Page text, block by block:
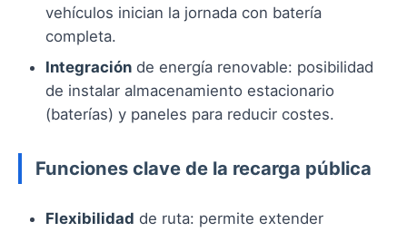
vehículos inician la jornada con batería
completa.
Integración de energía renovable: posibilidad
de instalar almacenamiento estacionario
(baterías) y paneles para reducir costes.
Funciones clave de la recarga pública
Flexibilidad de ruta: permite extender